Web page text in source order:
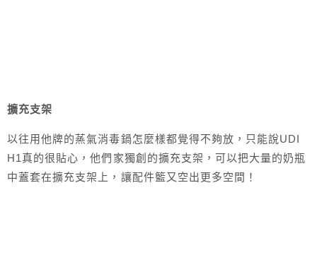
擴充支架
以往用他牌的蒸氣消毒鍋怎麼樣都覺得不夠放，只能說UDI
H1真的很貼心，他們家獨創的擴充支架，可以把大量的奶瓶
中蓋套在擴充支架上，讓配件籃又空出更多空間！